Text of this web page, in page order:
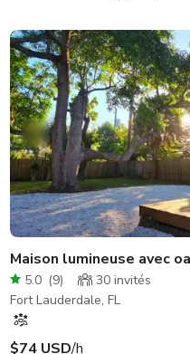
bar-mitsvahs, réceptions de
est la limite avec cet espace.
avec bar Tiki
Maison lumineuse avec
5.0 (9) 30 invités
Fort Lauderdale, FL
$74 USD/h